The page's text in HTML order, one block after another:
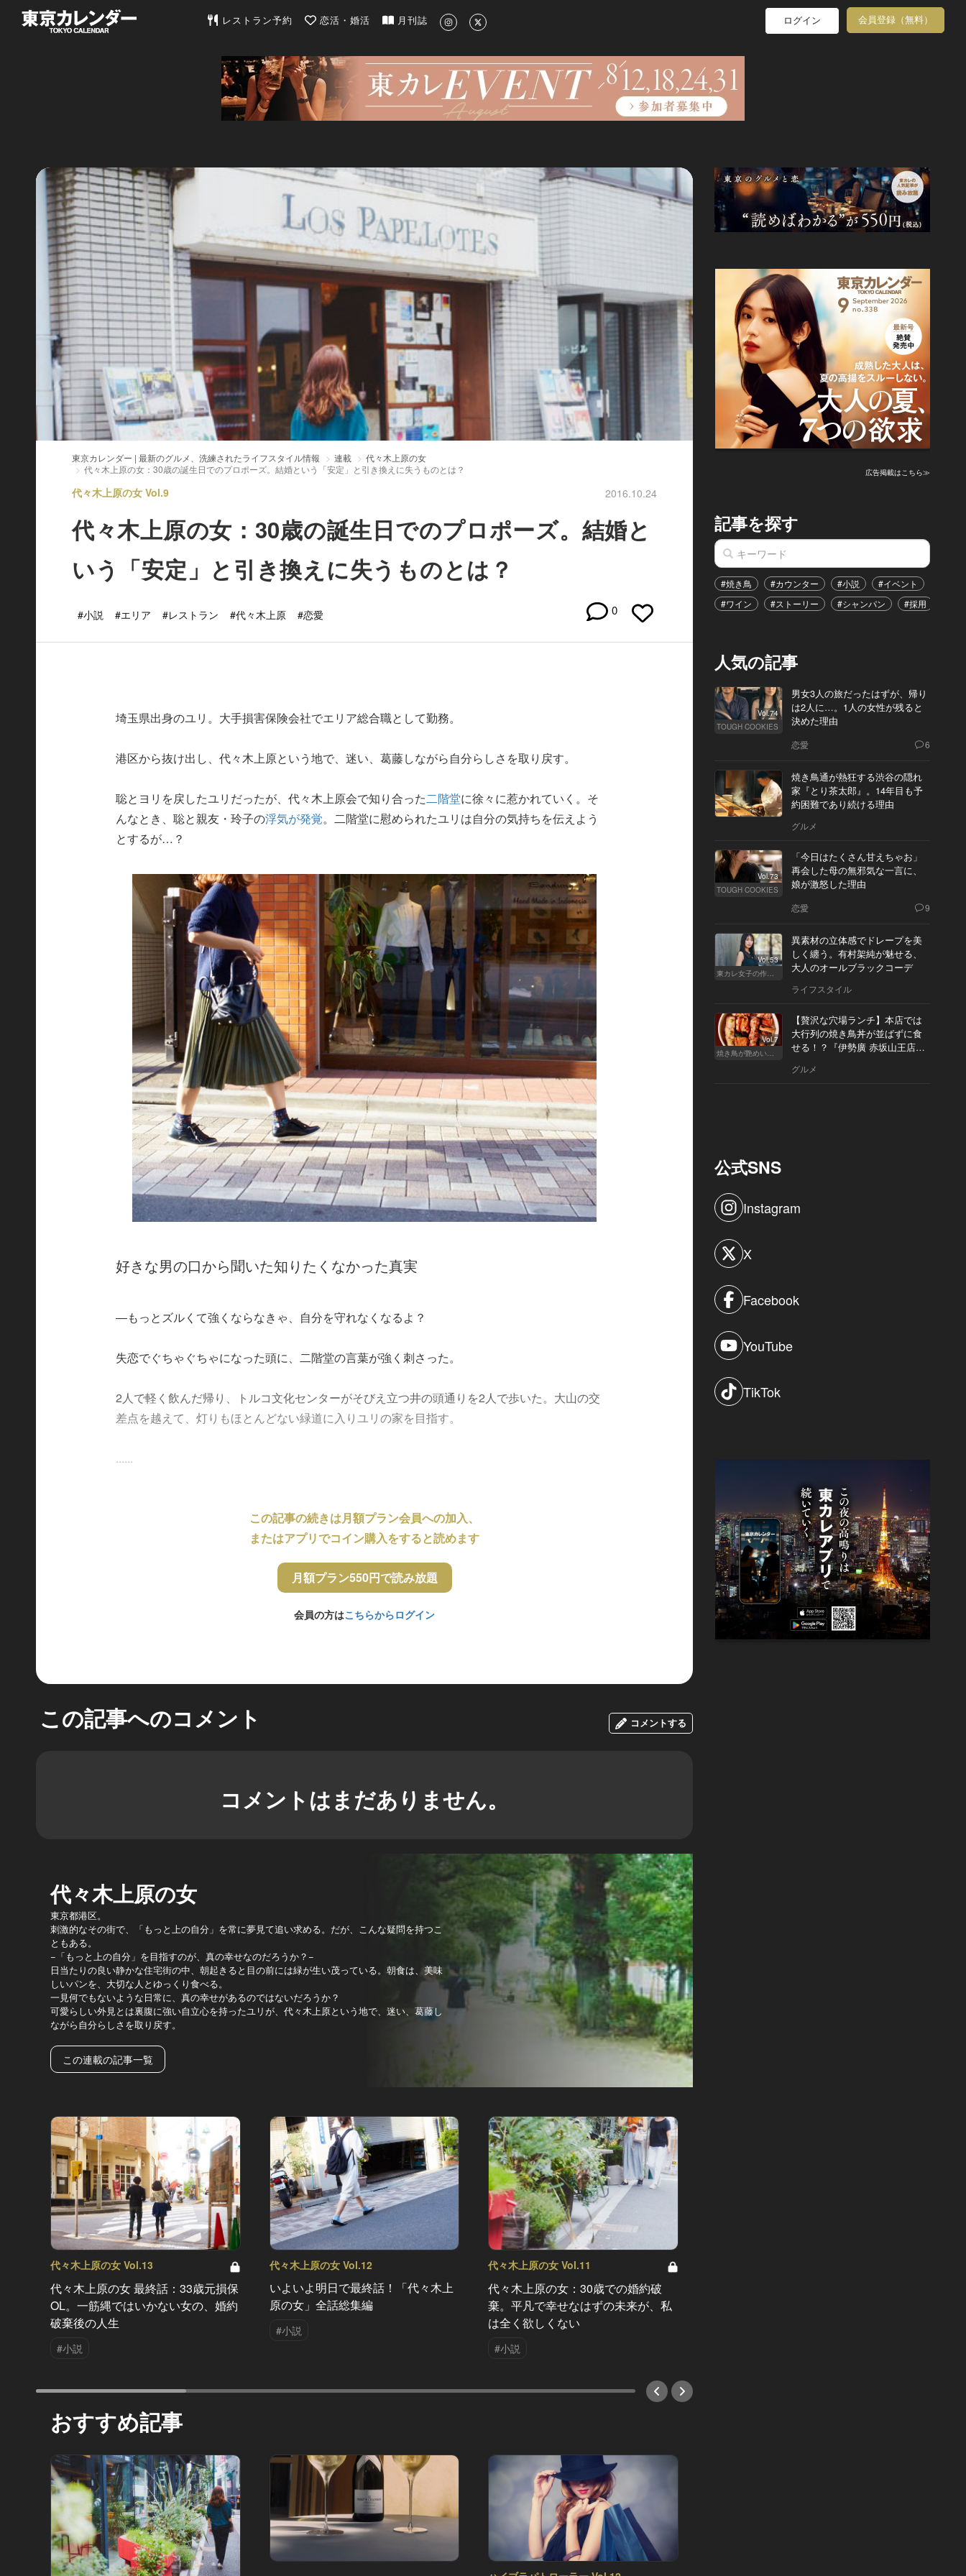
東京カレンダー | 最新のグルメ、洗練されたライフスタイル情報
レストラン予約 恋活・婚活 月刊誌 ログイン 会員登録（無料）
東京カレンダー | 最新のグルメ、洗練されたライフスタイル情報 連載
代々木上原の女
代々木上原の女：30歳の誕生日でのプロポーズ。結婚という「安定」と引き換えに失うものとは？
代々木上原の女 Vol.9 2016.10.24
代々木上原の女：30歳の誕生日でのプロポーズ。結婚と
いう「安定」と引き換えに失うものとは？
#小説 #エリア #レストラン #代々木上原 #恋愛 0
埼玉県出身のユリ。大手損害保険会社でエリア総合職として勤務。
港区から抜け出し、代々木上原という地で、迷い、葛藤しながら自分らしさを取り戻す。
聡とヨリを戻したユリだったが、代々木上原会で知り合った二階堂に徐々に惹かれていく。そ
んなとき、聡と親友・玲子の浮気が発覚。二階堂に慰められたユリは自分の気持ちを伝えよう
とするが…？
好きな男の口から聞いた知りたくなかった真実
―もっとズルくて強くならなきゃ、自分を守れなくなるよ？
失恋でぐちゃぐちゃになった頭に、二階堂の言葉が強く刺さった。
2人で軽く飲んだ帰り、トルコ文化センターがそびえ立つ井の頭通りを2人で歩いた。大山の交
差点を越えて、灯りもほとんどない緑道に入りユリの家を目指す。
......
この記事の続きは月額プラン会員への加入、
またはアプリでコイン購入をすると読めます
月額プラン550円で読み放題
会員の方はこちらからログイン
この記事へのコメント コメントする
コメントはまだありません。
代々木上原の女
東京都港区。
刺激的なその街で、「もっと上の自分」を常に夢見て追い求める。だが、こんな疑問を持つこ
ともある。
−「もっと上の自分」を目指すのが、真の幸せなのだろうか？−
日当たりの良い静かな住宅街の中、朝起きると目の前には緑が生い茂っている。朝食は、美味
しいパンを、大切な人とゆっくり食べる。
一見何でもないような日常に、真の幸せがあるのではないだろうか？
可愛らしい外見とは裏腹に強い自立心を持ったユリが、代々木上原という地で、迷い、葛藤し
ながら自分らしさを取り戻す。
この連載の記事一覧
代々木上原の女 Vol.13
代々木上原の女 最終話：33歳元損保
OL。一筋縄ではいかない女の、婚約
破棄後の人生
#小説
代々木上原の女 Vol.12
いよいよ明日で最終話！「代々木上
原の女」全話総集編
#小説
代々木上原の女 Vol.11
代々木上原の女：30歳での婚約破
棄。平凡で幸せなはずの未来が、私
は全く欲しくない
#小説
おすすめ記事
広告掲載はこちら≫
記事を探す
#焼き鳥 #カウンター #小説 #イベント
#ワイン
#ストーリー #シャンパン #採用
人気の記事
Vol.74
TOUGH COOKIES
男女3人の旅だったはずが、帰り
は2人に…。1人の女性が残ると
決めた理由
恋愛 6
焼き鳥通が熱狂する渋谷の隠れ
家『とり茶太郎』。14年目も予
約困難であり続ける理由
グルメ
Vol.73
TOUGH COOKIES
「今日はたくさん甘えちゃお」
再会した母の無邪気な一言に、
娘が激怒した理由
恋愛 9
Vol.53
東カレ女子の作り方
異素材の立体感でドレープを美
しく纏う。有村架純が魅せる、
大人のオールブラックコーデ
ライフスタイル
Vol.7
焼き鳥が艶めいてきた
【贅沢な穴場ランチ】本店では
大行列の焼き鳥丼が並ばずに食
せる！？『伊勢廣 赤坂山王店』
グルメ
公式SNS
Instagram
X
Facebook
YouTube
TikTok